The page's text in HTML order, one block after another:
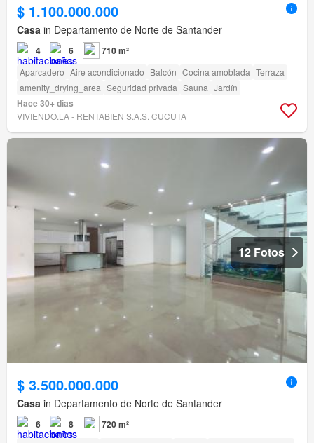
$ 1.100.000.000
Casa in Departamento de Norte de Santander
4 6 710 m²
Aparcadero Aire acondicionado Balcón Cocina amoblada Terraza
amenity_drying_area Seguridad privada Sauna Jardín
Hace 30+ días
VIVIENDO.LA - RENTABIEN S.A.S. CUCUTA
12 Fotos
$ 3.500.000.000
Casa in Departamento de Norte de Santander
6 8 720 m²